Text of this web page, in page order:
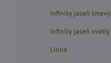
Infinity jaseň tmavý
Infinity jaseň svetlý
Liona